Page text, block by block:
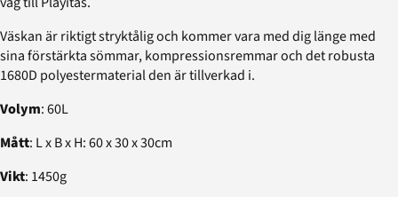
Väskan är riktigt stryktålig och kommer vara med dig länge med
sina förstärkta sömmar, kompressionsremmar och det robusta
1680D polyestermaterial den är tillverkad i.
Volym: 60L
Mått: L x B x H: 60 x 30 x 30cm
Vikt: 1450g